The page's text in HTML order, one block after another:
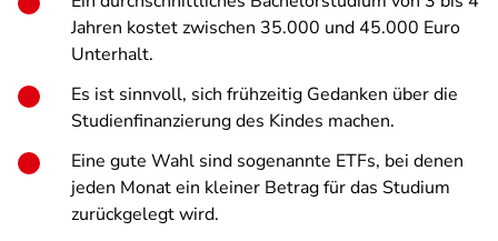
Jahren kostet zwischen 35.000 und 45.000 Euro
Unterhalt.
Es ist sinnvoll, sich frühzeitig Gedanken über die
Studienfinanzierung des Kindes machen.
Eine gute Wahl sind sogenannte ETFs, bei denen
jeden Monat ein kleiner Betrag für das Studium
zurückgelegt wird.